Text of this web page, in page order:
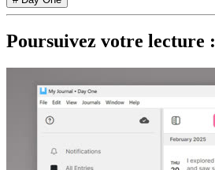
Poursuivez votre lecture :